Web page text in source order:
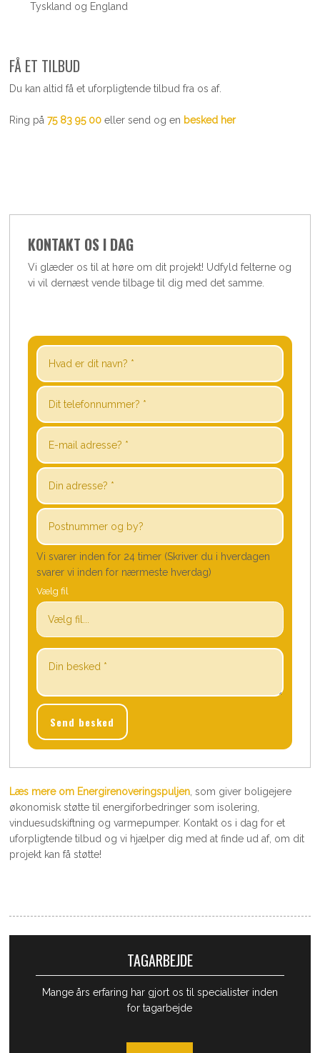
Tyskland og England
FÅ ET TILBUD
Du kan altid få et uforpligtende tilbud fra os af.
Ring på 75 83 95 00eller send og en besked her
KONTAKT OS I DAG
​Vi glæder os til at høre om dit projekt! Udfyld felterne og
vi vil dernæst vende tilbage til dig med det samme.
Vi svarer inden for 24 timer (Skriver du i hverdagen
svarer vi inden for nærmeste hverdag)
Vælg fil
Læs mere om ​Energirenoveringspuljen, som giver boligejere
økonomisk støtte til energiforbedringer som isolering,
vinduesudskiftning og varmepumper. Kontakt os i dag for et
uforpligtende tilbud og vi hjælper dig med at finde ud af, om dit
projekt kan få støtte!
TAGARBEJDE
Mange års erfaring har gjort os til specialister inden
for tagarbejde